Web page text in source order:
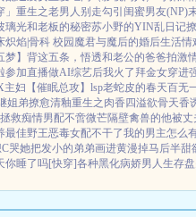
重生之老男人别走勾引闺蜜男友(NP)
璃光和老板的秘密苏小野的YIN乱日记
炽焰|骨科 校园 魔君与魔后的婚后生活情
梦】背这五条，悟透和老公的爸爸拍激
参加直播做AI综艺后我火了 拜金女穿进
主妇 【催眠总攻】lsp老蛇皮的春天百无
姐弟撩愈清釉重生之肉香四溢欲骨天香
救痴情男配不啻微芒隔壁禽兽的他被丈
最佳野王恶毒女配不干了我的男主怎么
哭她把发小的弟弟画进黄漫掉马后半甜
你睡了吗[快穿]各种黑化病娇男 人生存